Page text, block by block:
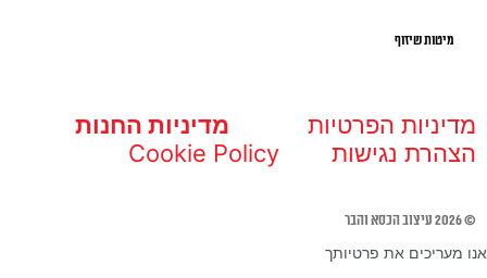
מיטות שיזוף
מדיניות הפרטיות
מדיניות החנות
הצהרת נגישות
Cookie Policy
© 2026 עיצוב הכסא והבר
אנו מעריכים את פרטיותך